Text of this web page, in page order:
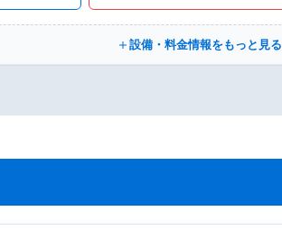
設備・料金情報をもっと見る